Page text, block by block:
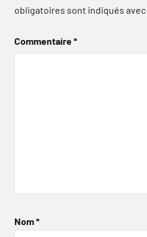
obligatoires sont indiqués avec
Commentaire*
Nom*